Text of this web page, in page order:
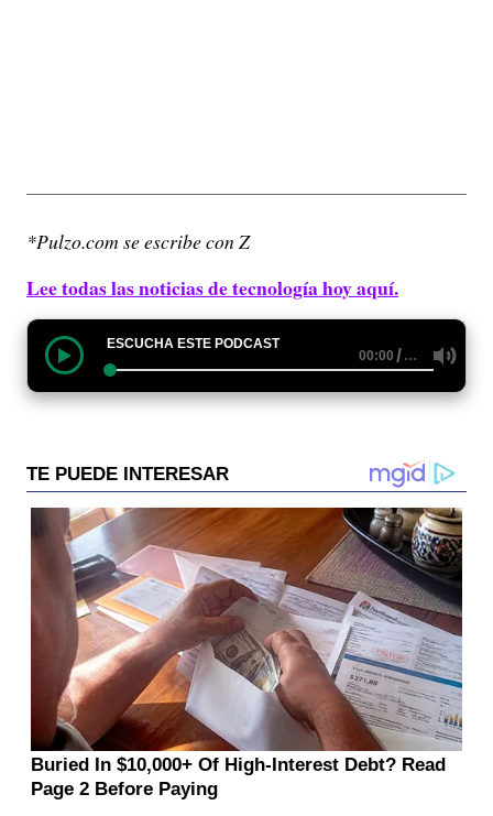
*Pulzo.com se escribe con Z
Lee todas las noticias de tecnología hoy aquí.
ESCUCHA ESTE PODCAST
00:00 /…